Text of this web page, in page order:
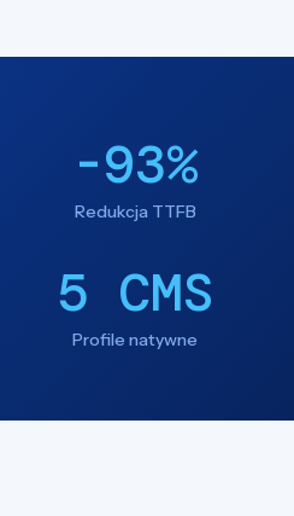
-93%
Redukcja TTFB
5 CMS
Profile natywne